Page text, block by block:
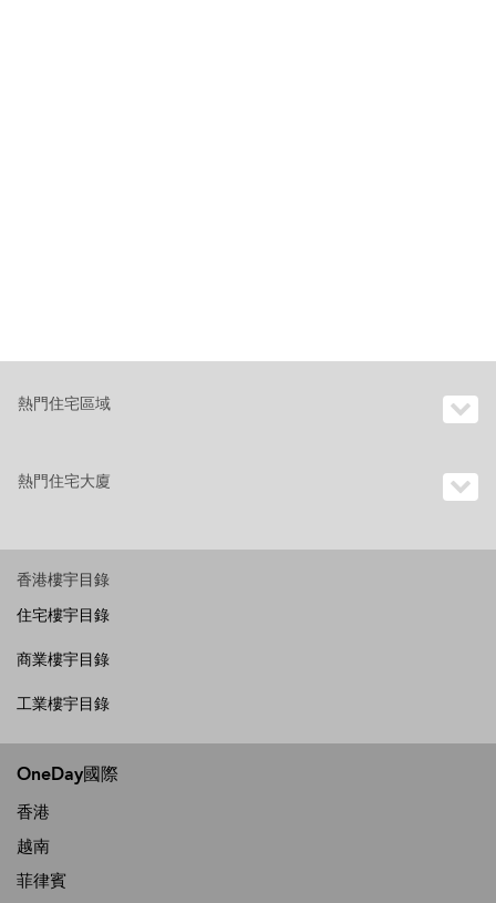
熱門住宅區域
熱門住宅大廈
香港樓宇目錄
住宅樓宇目錄
商業樓宇目錄
工業樓宇目錄
OneDay國際
香港
越南
菲律賓